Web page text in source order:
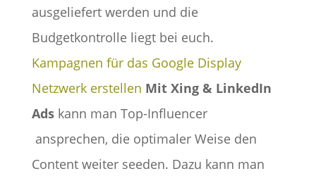
ausgeliefert werden und die
Budgetkontrolle liegt bei euch.
Kampagnen für das Google Display
Netzwerk erstellen Mit Xing & LinkedIn
Adskann man Top-Influencer
ansprechen, die optimaler Weise den
Content weiter seeden. Dazu kann man